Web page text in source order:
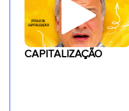
CAPITALIZAÇÃO